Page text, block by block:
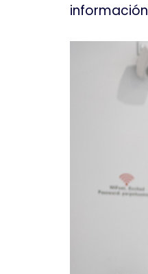
información